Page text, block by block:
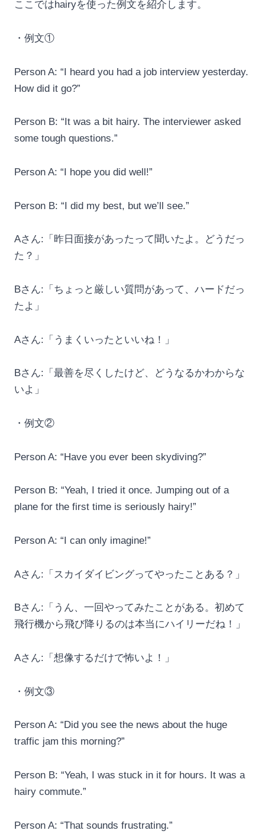
ここではhairyを使った例文を紹介します。
・例文①
Person A: “I heard you had a job interview yesterday.
How did it go?”
Person B: “It was a bit hairy. The interviewer asked
some tough questions.”
Person A: “I hope you did well!”
Person B: “I did my best, but we’ll see.”
Aさん:「昨日面接があったって聞いたよ。どうだっ
た？」
Bさん:「ちょっと厳しい質問があって、ハードだっ
たよ」
Aさん:「うまくいったといいね！」
Bさん:「最善を尽くしたけど、どうなるかわからな
いよ」
・例文②
Person A: “Have you ever been skydiving?”
Person B: “Yeah, I tried it once. Jumping out of a
plane for the first time is seriously hairy!”
Person A: “I can only imagine!”
Aさん:「スカイダイビングってやったことある？」
Bさん:「うん、一回やってみたことがある。初めて
飛行機から飛び降りるのは本当にハイリーだね！」
Aさん:「想像するだけで怖いよ！」
・例文③
Person A: “Did you see the news about the huge
traffic jam this morning?”
Person B: “Yeah, I was stuck in it for hours. It was a
hairy commute.”
Person A: “That sounds frustrating.”